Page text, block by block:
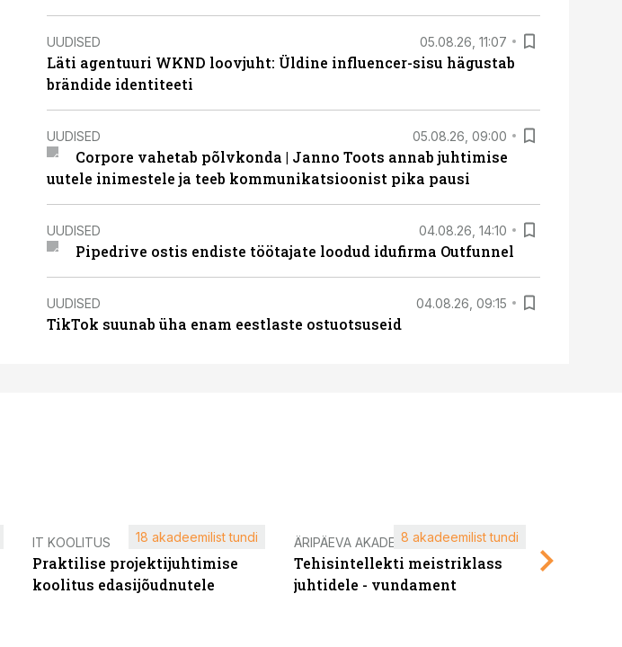
UUDISED 05.08.26, 11:07
Läti agentuuri WKND loovjuht: Üldine influencer-sisu hägustab
brändide identiteeti
UUDISED 05.08.26, 09:00
Corpore vahetab põlvkonda | Janno Toots annab juhtimise
uutele inimestele ja teeb kommunikatsioonist pika pausi
UUDISED 04.08.26, 14:10
Pipedrive ostis endiste töötajate loodud idufirma Outfunnel
UUDISED 04.08.26, 09:15
TikTok suunab üha enam eestlaste ostuotsuseid
IT KOOLITUS
Praktilise projektijuhtimise
koolitus edasijõudnutele
18 akadeemilist tundi ÄRIPÄEVA AKADEEMIA
Tehisintellekti meistriklass
juhtidele - vundament
8 akadeemilist tundi